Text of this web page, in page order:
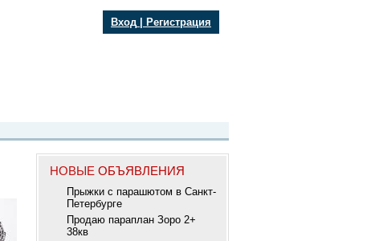
Вход Регистрация
НОВЫЕ ОБЪЯВЛЕНИЯ
Прыжки с парашютом в Санкт-
Петербурге
Продаю параплан Зоро 2+
38кв